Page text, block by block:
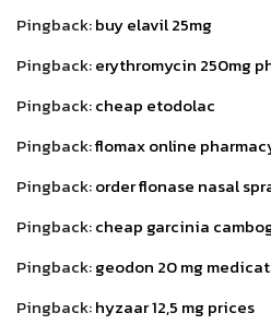
Pingback:buy elavil 25mg
Pingback:erythromycin 250mg
Pingback:cheap etodolac
Pingback:flomax online
Pingback:order flonase nasal
Pingback:cheap garcinia
Pingback:geodon 20 mg
Pingback:hyzaar 12,5 mg prices